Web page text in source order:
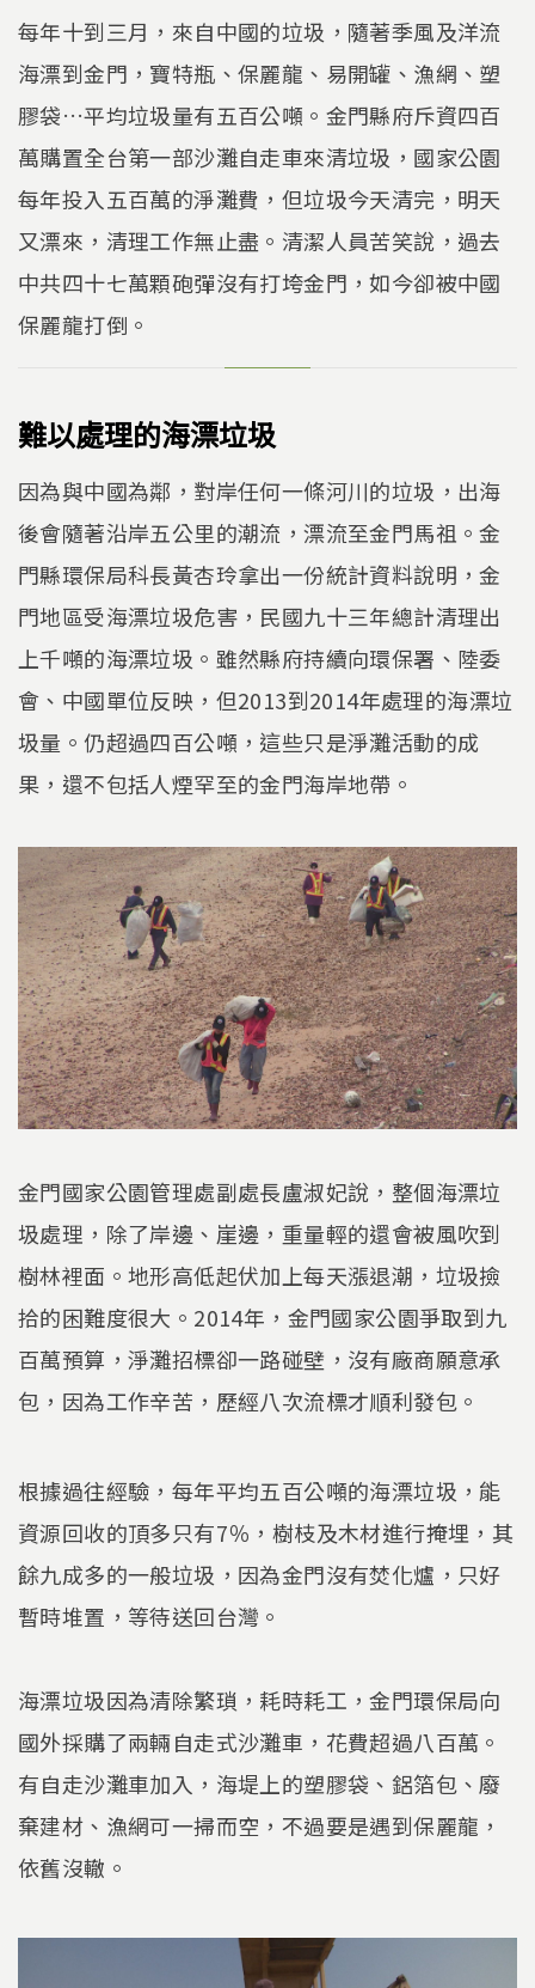
p
y
Li
n
k
c
e
b
o
o
k
e
每年十到三月，來自中國的垃圾，隨著季風及洋流
海漂到金門，寶特瓶、保麗龍、易開罐、漁網、塑
膠袋…平均垃圾量有五百公噸。金門縣府斥資四百
萬購置全台第一部沙灘自走車來清垃圾，國家公園
每年投入五百萬的淨灘費，但垃圾今天清完，明天
又漂來，清理工作無止盡。清潔人員苦笑說，過去
中共四十七萬顆砲彈沒有打垮金門，如今卻被中國
保麗龍打倒。
難以處理的海漂垃圾
因為與中國為鄰，對岸任何一條河川的垃圾，出海
後會隨著沿岸五公里的潮流，漂流至金門馬祖。金
門縣環保局科長黃杏玲拿出一份統計資料說明，金
門地區受海漂垃圾危害，民國九十三年總計清理出
上千噸的海漂垃圾。雖然縣府持續向環保署、陸委
會、中國單位反映，但2013到2014年處理的海漂垃
圾量。仍超過四百公噸，這些只是淨灘活動的成
果，還不包括人煙罕至的金門海岸地帶。
金門國家公園管理處副處長盧淑妃說，整個海漂垃
圾處理，除了岸邊、崖邊，重量輕的還會被風吹到
樹林裡面。地形高低起伏加上每天漲退潮，垃圾撿
拾的困難度很大。2014年，金門國家公園爭取到九
百萬預算，淨灘招標卻一路碰壁，沒有廠商願意承
包，因為工作辛苦，歷經八次流標才順利發包。
根據過往經驗，每年平均五百公噸的海漂垃圾，能
資源回收的頂多只有7％，樹枝及木材進行掩埋，其
餘九成多的一般垃圾，因為金門沒有焚化爐，只好
暫時堆置，等待送回台灣。
海漂垃圾因為清除繁瑣，耗時耗工，金門環保局向
國外採購了兩輛自走式沙灘車，花費超過八百萬。
有自走沙灘車加入，海堤上的塑膠袋、鋁箔包、廢
棄建材、漁網可一掃而空，不過要是遇到保麗龍，
依舊沒轍。